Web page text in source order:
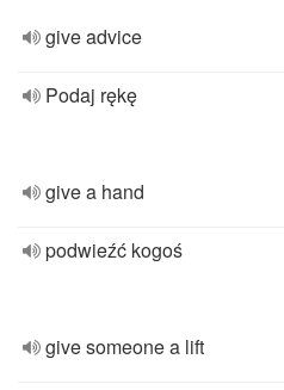
give advice
Podaj rękę
give a hand
podwieźć kogoś
give someone a lift